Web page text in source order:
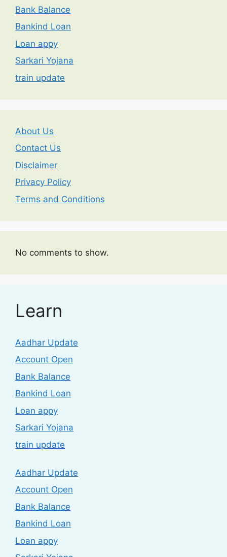
Bank Balance
Bankind Loan
Loan appy
Sarkari Yojana
train update
About Us
Contact Us
Disclaimer
Privacy Policy
Terms and Conditions
No comments to show.
Learn
Aadhar Update
Account Open
Bank Balance
Bankind Loan
Loan appy
Sarkari Yojana
train update
Aadhar Update
Account Open
Bank Balance
Bankind Loan
Loan appy